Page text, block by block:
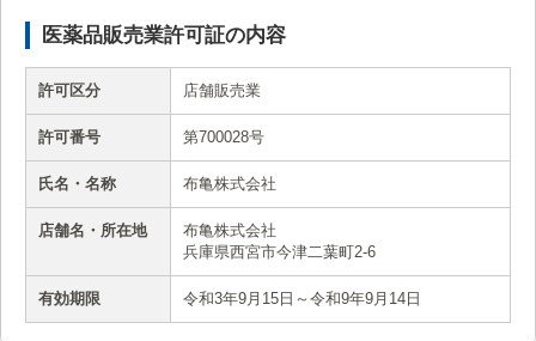
医薬品販売業許可証の内容
許可区分 店舗販売業
許可番号 第700028号
氏名・名称 布亀株式会社
店舗名・所在地
布亀株式会社
兵庫県西宮市今津二葉町2-6
有効期限 令和3年9月15日～令和9年9月14日